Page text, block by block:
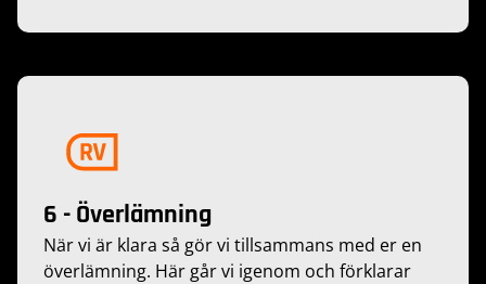
6 - Överlämning
När vi är klara så gör vi tillsammans med er en
överlämning. Här går vi igenom och förklarar